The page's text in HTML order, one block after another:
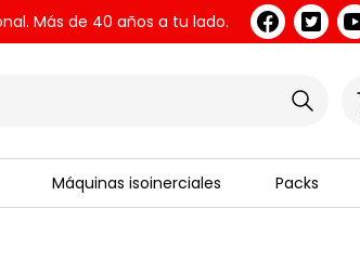
Más de 40 años a tu lado.
Máquinas isoinerciales Packs